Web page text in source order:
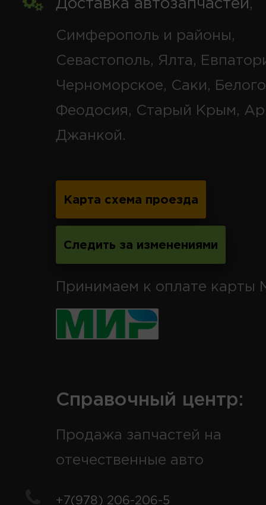
Доставка автозапчастей ,
Симферополь и районы,
Севастополь, Ялта,
Черноморское, Саки,
Феодосия, Старый Крым,
Джанкой.
Карта схема проезда
Следить за изменениями
Принимаем к оплате карты
Справочный центр:
Продажа запчастей на
отечественные авто
+7(978) 206-206-5